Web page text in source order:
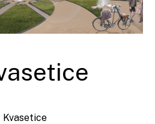
Kvasetice